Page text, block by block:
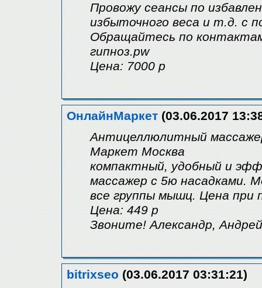
Провожу сеансы по
избыточного веса и т.д. с
Обращайтесь по
гипноз.pw
Цена: 7000 р
ОнлайнМаркет (03.06.2017
Антицеллюлитный
Маркет Москва
компактный, удобный и
массажер с 5ю насадками.
все группы мышц. Цена при
Цена: 449 р
Звоните! Александр,
bitrixseo (03.06.2017 03:31:21)